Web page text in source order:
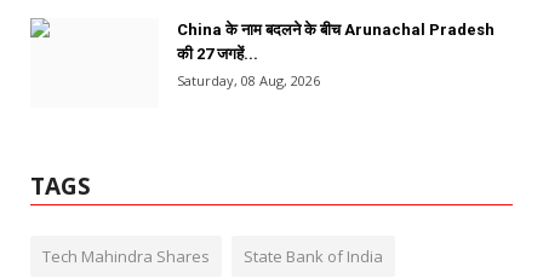
China के नाम बदलने के बीच Arunachal Pradesh
की 27 जगहें...
Saturday, 08 Aug, 2026
TAGS
Tech Mahindra Shares State Bank of India